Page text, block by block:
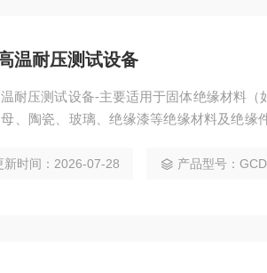
温耐压测试设备
耐压测试设备-主要适用于固体绝缘材料
、陶瓷、玻璃、绝缘漆等绝缘材料及绝缘
新时间：2026-07-28 产品型号：